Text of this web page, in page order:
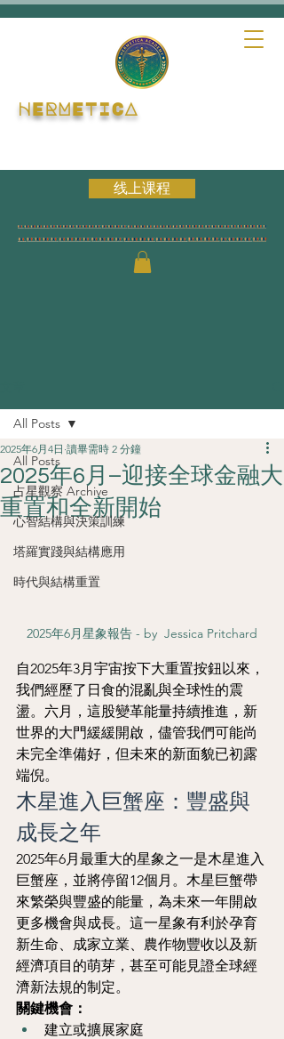
HERMETICA
线上课程
All Posts
占星觀察 Archive
心智結構與決策訓練
塔羅實踐與結構應用
時代與結構重置
All Posts
2025年6月–迎接全球金融大
重置和全新開始
2025年6月4日 讀畢需時 2 分鐘
2025年6月星象報告 - by  Jessica Pritchard
自2025年3月宇宙按下大重置按鈕以來，
我們經歷了日食的混亂與全球性的震
盪。六月，這股變革能量持續推進，新
世界的大門緩緩開啟，儘管我們可能尚
未完全準備好，但未來的新面貌已初露
端倪。
木星進入巨蟹座：豐盛與
成長之年
2025年6月最重大的星象之一是木星進入
巨蟹座，並將停留12個月。木星巨蟹帶
來繁榮與豐盛的能量，為未來一年開啟
更多機會與成長。這一星象有利於孕育
新生命、成家立業、農作物豐收以及新
經濟項目的萌芽，甚至可能見證全球經
濟新法規的制定。
關鍵機會：
建立或擴展家庭